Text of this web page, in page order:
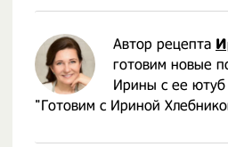
Автор рецепта
готовим новые
Ирины с ее ютуб
"Готовим с Ириной